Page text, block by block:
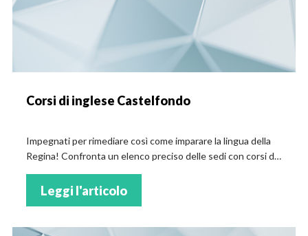
Corsi di inglese Castelfondo
Impegnati per rimediare così come imparare la lingua della
Regina! Confronta un elenco preciso delle sedi con corsi di
Leggi l'articolo